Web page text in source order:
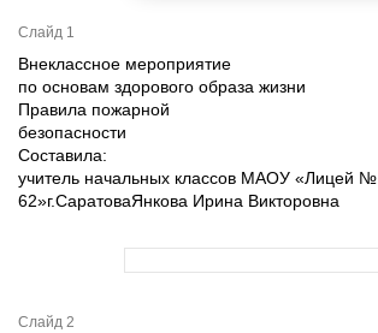
Слайд 1
Внеклассное мероприятие
по основам здорового образа жизни
Правила пожарной
безопасности
Составила:
учитель начальных классов МАОУ «Лицей №
62»г.СаратоваЯнкова Ирина Викторовна
Слайд 2